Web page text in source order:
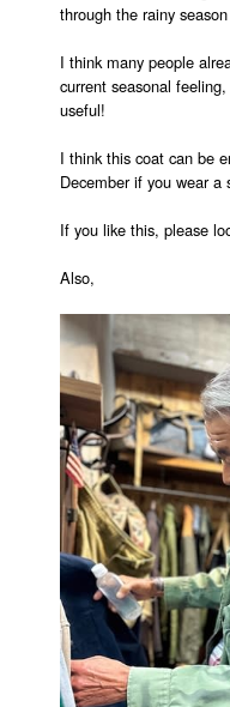
through the rainy
I think many people
current seasonal
useful!
I think this coat can be
December if you wear a
If you like this, please
Also,